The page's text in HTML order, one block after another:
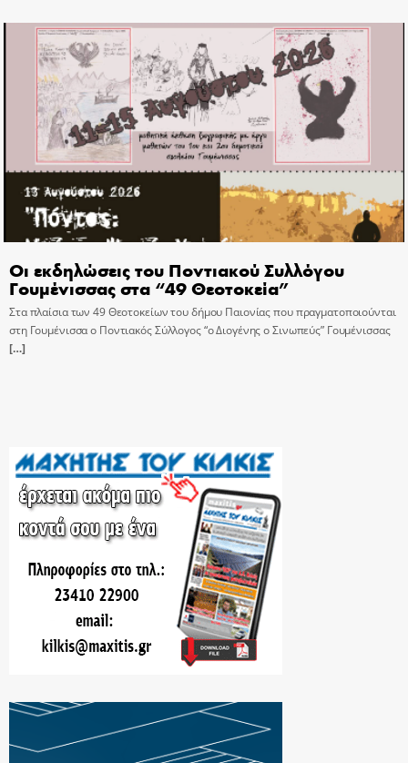
Οι εκδηλώσεις του Ποντιακού Συλλόγου
Γουμένισσας στα “49 Θεοτοκεία”
Στα πλαίσια των 49 Θεοτοκείων του δήμου Παιονίας που πραγματοποιούνται
στη Γουμένισσα ο Ποντιακός Σύλλογος “ο Διογένης ο Σινωπεύς” Γουμένισσας
[…]